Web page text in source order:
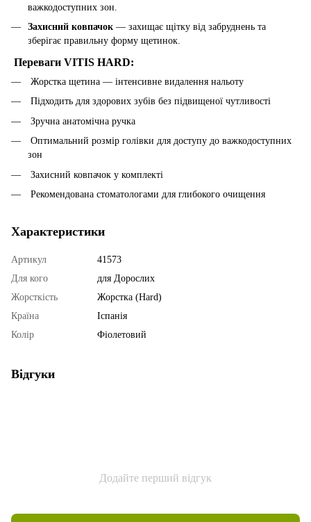
важкодоступних зон.
Захисний ковпачок — захищає щітку від забруднень та
зберігає правильну форму щетинок.
Переваги VITIS HARD:
Жорстка щетина — інтенсивне видалення нальоту
Підходить для здорових зубів без підвищеної чутливості
Зручна анатомічна ручка
Оптимальний розмір голівки для доступу до важкодоступних
зон
Захисний ковпачок у комплекті
Рекомендована стоматологами для глибокого очищення
Характеристики
Артикул
41573
Для кого
для Дорослих
Жорсткість
Жорстка (Hard)
Країна
Іспанія
Колір
Фіолетовий
Відгуки
Додайте перший відгук